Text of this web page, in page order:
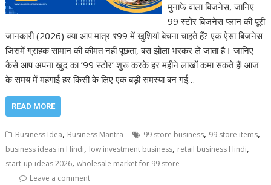
मुनाफे वाला बिजनेस, जानिए
99 स्टोर बिजनेस प्लान की पूरी
जानकारी (2026) क्या आप मात्र ₹99 में खुशियां बेचना चाहते हैं? एक ऐसा बिजनेस
जिसमें ग्राहक सामान की कीमत नहीं पूछता, बस झोला भरकर ले जाता है। जानिए
कैसे आप अपना खुद का ’99 स्टोर’ शुरू करके हर महीने लाखों कमा सकते हैं! आज
के समय में महंगाई हर किसी के लिए एक बड़ी समस्या बन गई…
READ MORE
Business Idea, Business Mantra 99 store business, 99 store items,
business ideas in Hindi, low investment business, retail business Hindi,
start-up ideas 2026,wholesale market for 99 store
Leave a comment